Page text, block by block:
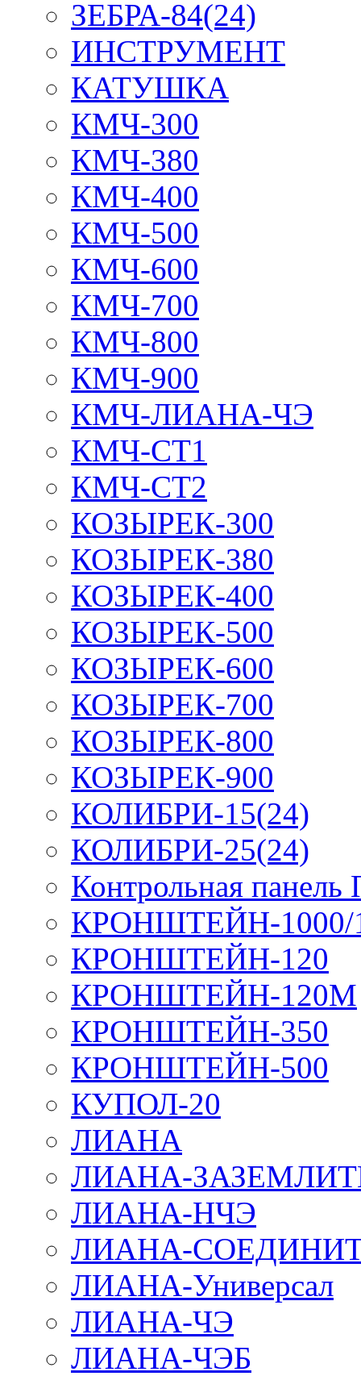
ЗЕБРА-84(24)
ИНСТРУМЕНТ
КАТУШКА
КМЧ-300
КМЧ-380
КМЧ-400
КМЧ-500
КМЧ-600
КМЧ-700
КМЧ-800
КМЧ-900
КМЧ-ЛИАНА-ЧЭ
КМЧ-СТ1
КМЧ-СТ2
КОЗЫРЕК-300
КОЗЫРЕК-380
КОЗЫРЕК-400
КОЗЫРЕК-500
КОЗЫРЕК-600
КОЗЫРЕК-700
КОЗЫРЕК-800
КОЗЫРЕК-900
КОЛИБРИ-15(24)
КОЛИБРИ-25(24)
Контрольная
КРОНШТЕЙН-1000/
КРОНШТЕЙН-120
КРОНШТЕЙН-120М
КРОНШТЕЙН-350
КРОНШТЕЙН-500
КУПОЛ-20
ЛИАНА
ЛИАНА-
ЛИАНА-НЧЭ
ЛИАНА-
ЛИАНА-Универсал
ЛИАНА-ЧЭ
ЛИАНА-ЧЭБ